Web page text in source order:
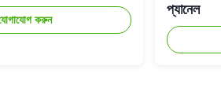
করুন
প্যানেল